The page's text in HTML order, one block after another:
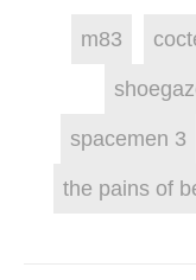
m83
spacemen 3
the pains of